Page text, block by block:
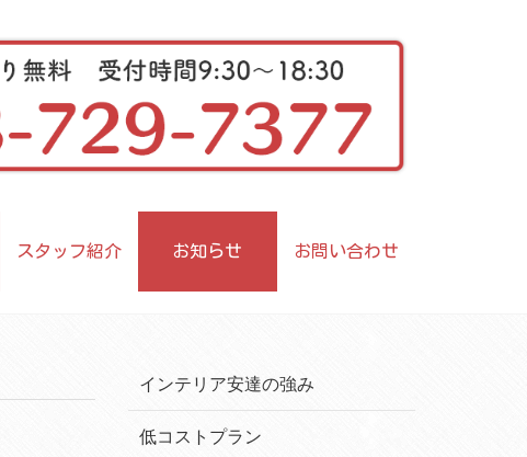
スタッフ紹介 お知らせ お問い合わせ
インテリア安達の強み
低コストプラン